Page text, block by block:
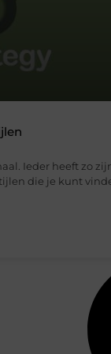
Ieder heeft zo
die je kunt